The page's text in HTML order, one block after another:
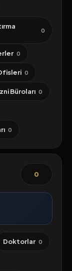
0
0
0
Büroları 0
0
0
Doktorlar 0